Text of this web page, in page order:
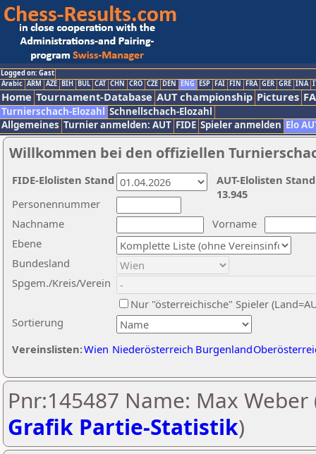
Logged on: Gast
Arabic ARM AZE BIH BUL CAT CHN CRO CZE DEN ENG ESP FAI FIN FRA GER GRE INA
Home Tournament-Database AUT championship Pictures
Turnierschach-Elozahl Schnellschach-Elozahl
Allgemeines Turnier anmelden: AUT FIDE Spieler anmelden Elo
Willkommen bei den offiziellen
Nachname
Vorname
Ebene
Sortierung
Personennummer
Bundesland
Spgem./Kreis/Verein
Nur "österreichische" Spieler
Vereinslisten:Wien Niederösterreich Burgenland
AUT-Elolisten
13.945
FIDE-Elolisten Stand
Pnr:145487 Name: Max Weber
Grafik Partie-Statistik)